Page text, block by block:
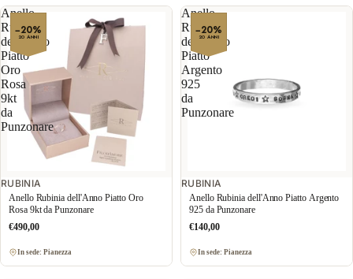
Anello
Rubinia
dell'Anno
Piatto
Oro
Rosa
9kt
da
Punzonare
−20%
20 ANNI
RUBINIA
Anello Rubinia dell'Anno Piatto Oro
Rosa 9kt da Punzonare
€490,00
In sede: Pianezza
Anello
Rubinia
dell'Anno
Piatto
Argento
925
da
Punzonare
−20%
20 ANNI
RUBINIA
Anello Rubinia dell'Anno Piatto Argento
925 da Punzonare
€140,00
In sede: Pianezza